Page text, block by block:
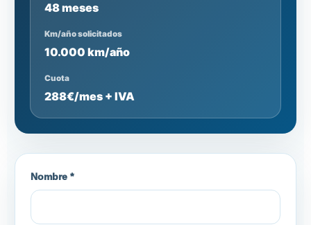
48 meses
Km/año solicitados
10.000 km/año
Cuota
288€/mes + IVA
Nombre *